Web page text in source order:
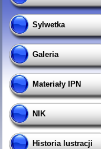
Sylwetka
Galeria
Materiały IPN
NIK
Historia lustracji